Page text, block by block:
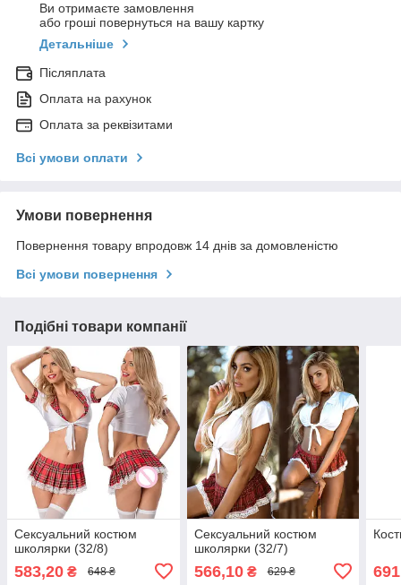
Ви отримаєте замовлення
або гроші повернуться на вашу картку
Детальніше
Післяплата
Оплата на рахунок
Оплата за реквізитами
Всі умови оплати
Умови повернення
Повернення товару впродовж 14 днів за домовленістю
Всі умови повернення
Подібні товари компанії
Сексуальний костюм
школярки (32/8)
583,20 ₴ 648 ₴
Сексуальний костюм
школярки (32/7)
566,10₴ 629 ₴